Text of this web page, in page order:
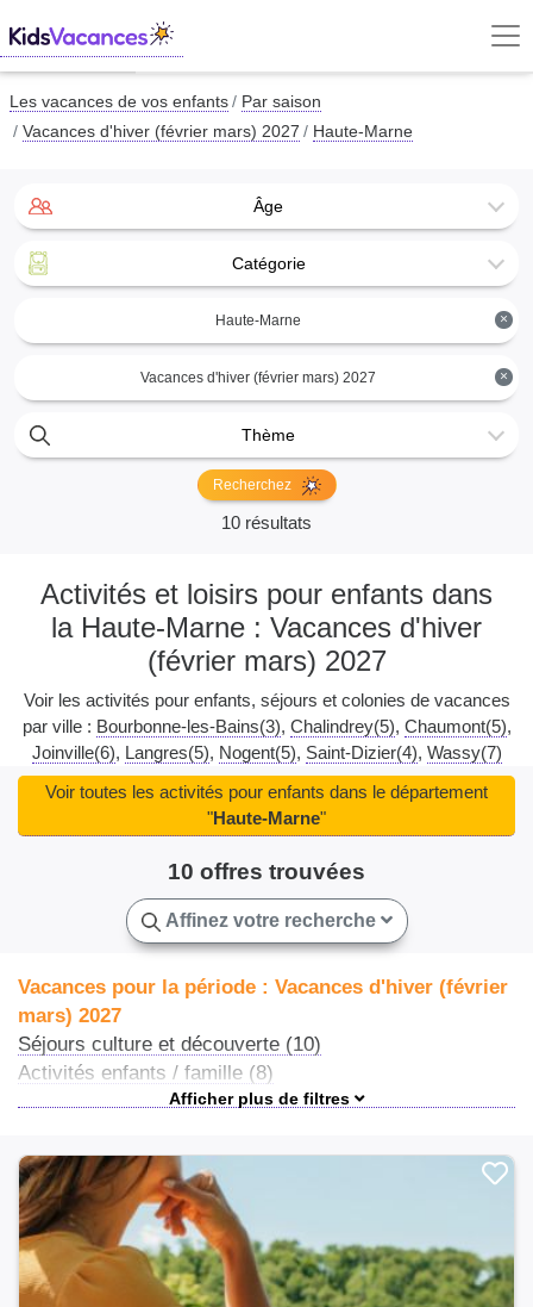
Les vacances de vos enfants
Par saison
Vacances d'hiver (février mars) 2027
Haute-Marne
Âge
Catégorie
×
Haute-Marne
×
Vacances d'hiver (février mars) 2027
Thème
Recherchez
10 résultats
Activités et loisirs pour enfants dans
la Haute-Marne : Vacances d'hiver
(février mars) 2027
Voir les activités pour enfants, séjours et colonies de vacances
par ville : Bourbonne-les-Bains(3) Chalindrey(5) Chaumont(5)
Joinville(6) Langres(5) Nogent(5) Saint-Dizier(4) Wassy(7)
10 offres trouvées
Voir toutes les activités pour enfants dans le département
"Haute-Marne"
Affinez votre recherche
Vacances pour la période : Vacances d'hiver (février
mars) 2027
Séjours culture et découverte (10)
Activités enfants / famille (8)
Ateliers et stages (1)
Vacances en famille (1)